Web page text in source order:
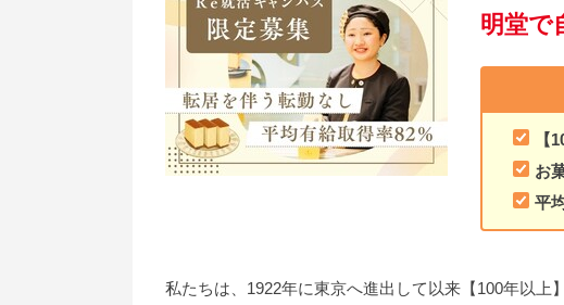
明堂で
【
お
平
私たちは、1922年に東京へ進出して以来【100年以上